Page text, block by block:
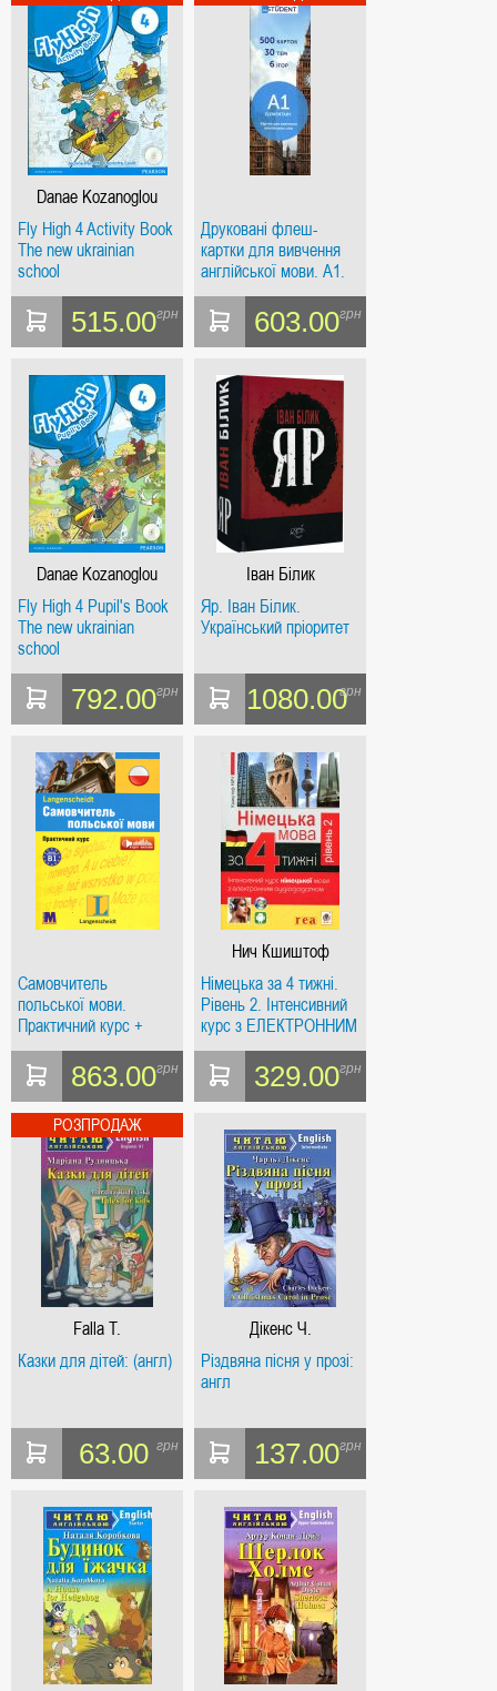
Danae Kozanoglou
Fly High 4 Activity Book
The new ukrainian
school
515.00грн
Друковані флеш-
картки для вивчення
англійської мови. А1.
(500) Elementary
603.00грн
Danae Kozanoglou
Fly High 4 Pupil's Book
The new ukrainian
school
792.00грн
Іван Білик
Яр. Іван Білик.
Український пріоритет
1080.00грн
Самовчитель
польської мови.
Практичний курс +
(аудіо онлайн)
863.00грн
Нич Кшиштоф
Німецька за 4 тижні.
Рівень 2. Інтенсивний
курс з ЕЛЕКТРОННИМ
аудіододатком.
329.00грн
Falla T.
Казки для дітей: (англ)
63.00 грн
Дікенс Ч.
Різдвяна пісня у прозі:
англ
137.00грн